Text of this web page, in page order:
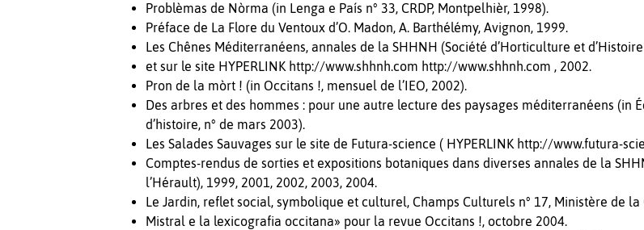
Problèmas de Nòrma (in Lenga e País n° 33, CRDP, Montpelhièr, 1998).
Préface de La Flore du Ventoux d’O. Madon, A. Barthélémy, Avignon, 1999.
Les Chênes Méditerranéens, annales de la SHHNH (Société d’Horticulture et
et sur le site HYPERLINK http://www.shhnh.com http://www.shhnh.com , 2002.
Pron de la mòrt ! (in Occitans !, mensuel de l’IEO, 2002).
Des arbres et des hommes : pour une autre lecture des paysages méditerranéens (in
d’histoire, n° de mars 2003).
Les Salades Sauvages sur le site de Futura-science ( HYPERLINK http://www.futura-
Comptes-rendus de sorties et expositions botaniques dans diverses annales de la
l’Hérault), 1999, 2001, 2002, 2003, 2004.
Le Jardin, reflet social, symbolique et culturel, Champs Culturels n° 17, Ministère de
Mistral e la lexicografia occitana» pour la revue Occitans !, octobre 2004.